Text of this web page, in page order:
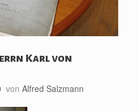
Karl von
von Alfred Salzmann